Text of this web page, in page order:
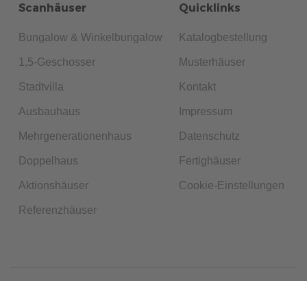
Scanhäuser
Bungalow & Winkelbungalow
1,5-Geschosser
Stadtvilla
Ausbauhaus
Mehrgenerationenhaus
Doppelhaus
Aktionshäuser
Referenzhäuser
Quicklinks
Katalogbestellung
Musterhäuser
Kontakt
Impressum
Datenschutz
Fertighäuser
Cookie-Einstellungen